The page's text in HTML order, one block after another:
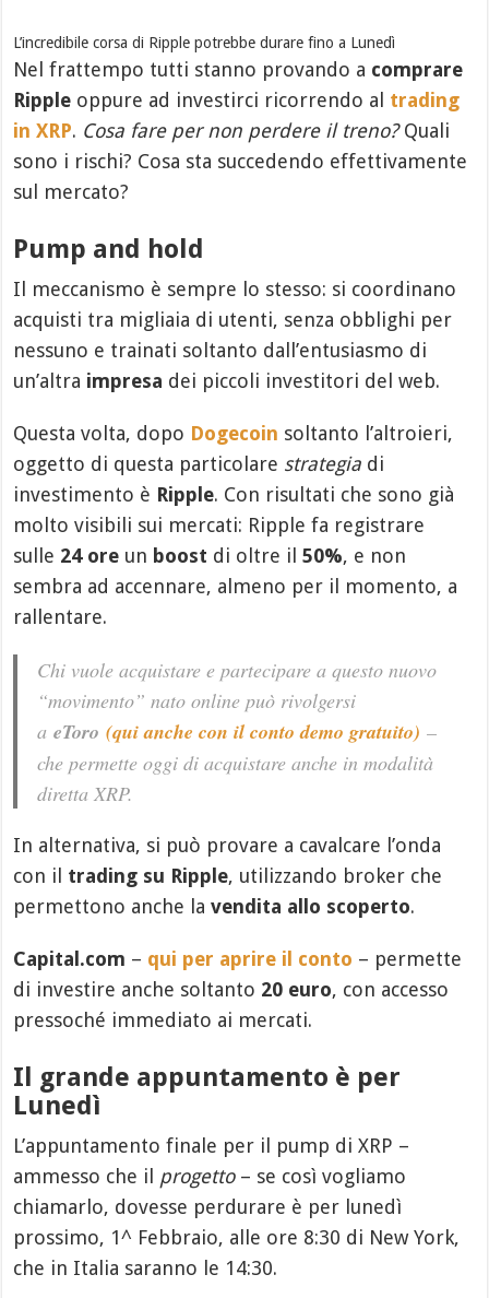
L’incredibile corsa di Ripple potrebbe durare fino a Lunedì
Nel frattempo tutti stanno provando a comprare
Ripple oppure ad investirci ricorrendo al trading
in XRP. Cosa fare per non perdere il treno?Quali
sono i rischi? Cosa sta succedendo effettivamente
sul mercato?
Pump and hold
Il meccanismo è sempre lo stesso: si coordinano
acquisti tra migliaia di utenti, senza obblighi per
nessuno e trainati soltanto dall’entusiasmo di
un’altra impresa dei piccoli investitori del web.
Questa volta, dopo Dogecoin soltanto l’altroieri,
oggetto di questa particolare strategia di
investimento è Ripple. Con risultati che sono già
molto visibili sui mercati: Ripple fa registrare
sulle 24 ore un boost di oltre il50%, e non
sembra ad accennare, almeno per il momento, a
rallentare.
Chi vuole acquistare e partecipare a questo nuovo
“movimento” nato online può rivolgersi
aeToro (qui anche con il conto demo gratuito) –
che permette oggi di acquistare anche in modalità
diretta XRP.
In alternativa, si può provare a cavalcare l’onda
con il trading su Ripple, utilizzando broker che
permettono anche lavendita allo scoperto.
Capital.com – qui per aprire il conto – permette
di investire anche soltanto 20 euro, con accesso
pressoché immediato ai mercati.
Il grande appuntamento è per
Lunedì
L’appuntamento finale per il pump di XRP –
ammesso che il progetto– se così vogliamo
chiamarlo, dovesse perdurare è per lunedì
prossimo, 1^ Febbraio, alle ore 8:30 di New York,
che in Italia saranno le 14:30.